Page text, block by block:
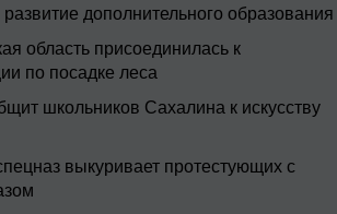
дополнительного образования
область присоединилась к
по посадке леса
школьников Сахалина к искусству
выкуривает протестующих с